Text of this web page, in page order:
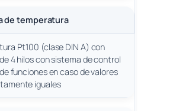
de temperatura
Pt100 (clase DIN A) con
4 hilos con sistema de control
funciones en caso de valores
iguales